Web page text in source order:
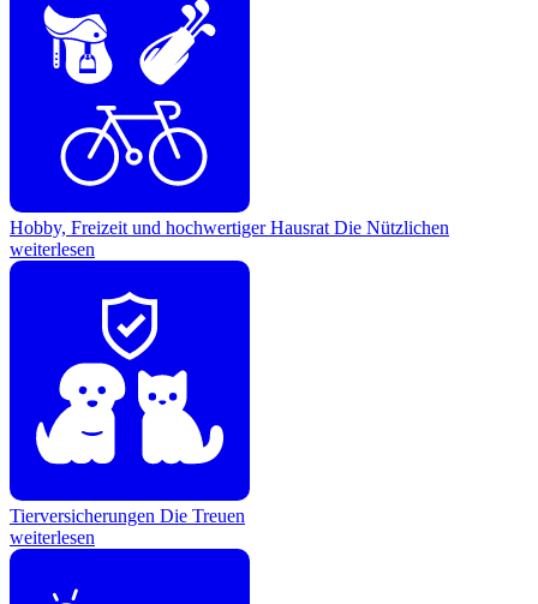
Hobby, Freizeit und hochwertiger Hausrat Die Nützlichen
weiterlesen
Tierversicherungen Die Treuen
weiterlesen